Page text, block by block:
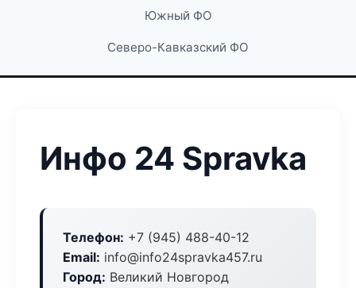
Южный ФО
Северо-Кавказский ФО
Инфо 24 Spravka
Телефон: +7 (945) 488-40-12
Email: info@info24spravka457.ru
Город: Великий Новгород